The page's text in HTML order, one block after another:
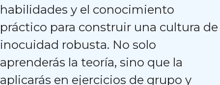
habilidades y el conocimiento
práctico para construir una cultura de
inocuidad robusta. No solo
aprenderás la teoría, sino que la
aplicarás en ejercicios de grupo y